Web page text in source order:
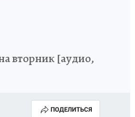
вторник [аудио,
ПОДЕЛИТЬСЯ